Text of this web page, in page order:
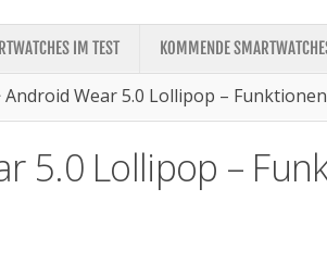
IM TEST KOMMENDE
Android Wear 5.0 Lollipop –
5.0 Lollipop –